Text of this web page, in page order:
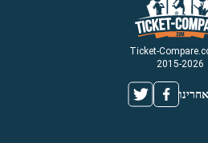
2015-2026